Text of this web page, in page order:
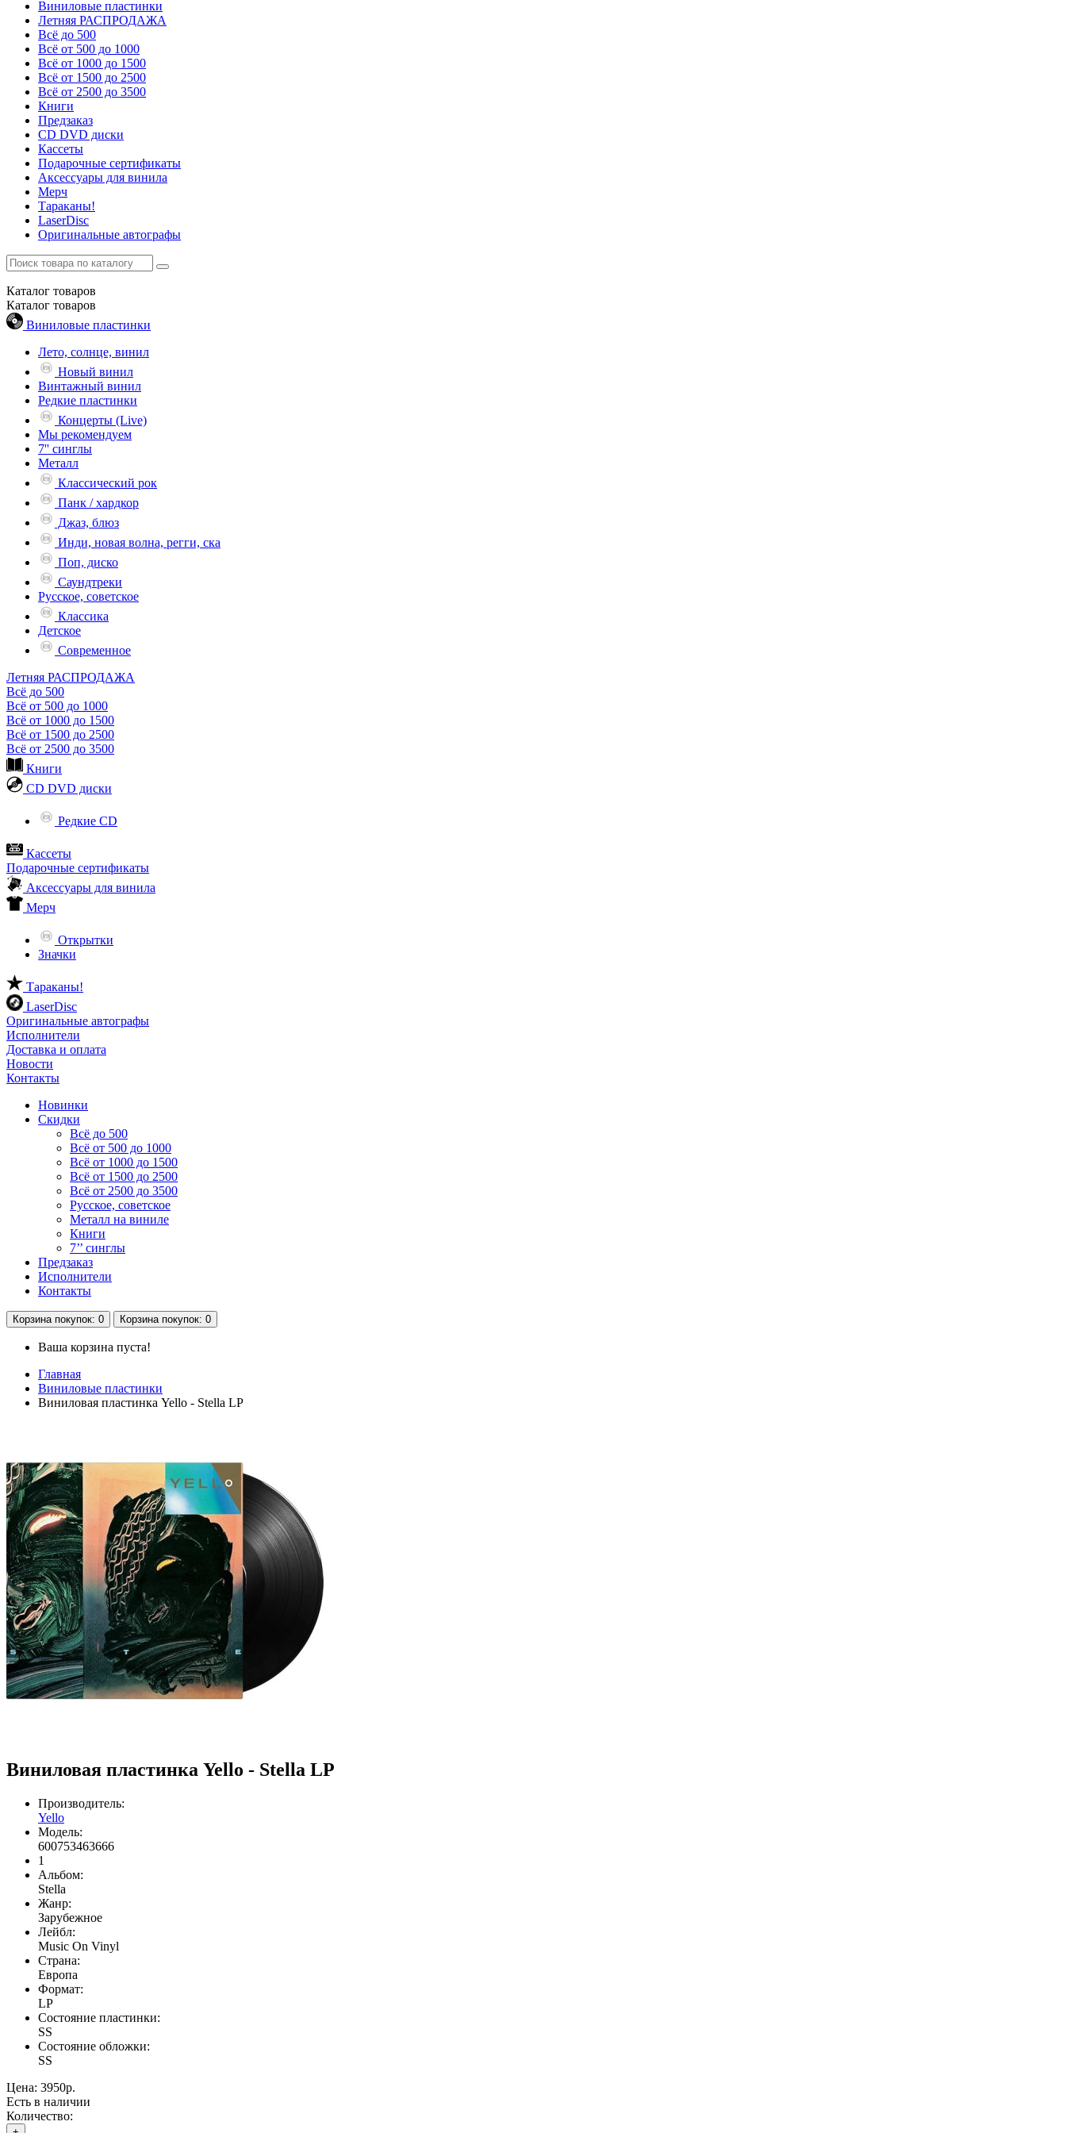
Виниловые пластинки
Летняя РАСПРОДАЖА
Всё до 500
Всё от 500 до 1000
Всё от 1000 до 1500
Всё от 1500 до 2500
Всё от 2500 до 3500
Книги
Предзаказ
CD DVD диски
Кассеты
Подарочные сертификаты
Аксессуары для винила
Мерч
Тараканы!
LaserDisc
Оригинальные автографы
Каталог товаров
Каталог товаров
Виниловые пластинки
Лето, солнце, винил
Новый винил
Винтажный винил
Редкие пластинки
Концерты (Live)
Мы рекомендуем
7'' синглы
Металл
Классический рок
Панк / хардкор
Джаз, блюз
Инди, новая волна, регги, ска
Поп, диско
Саундтреки
Русское, советское
Классика
Детское
Современное
Летняя РАСПРОДАЖА
Всё до 500
Всё от 500 до 1000
Всё от 1000 до 1500
Всё от 1500 до 2500
Всё от 2500 до 3500
Книги
CD DVD диски
Редкие CD
Кассеты
Подарочные сертификаты
Аксессуары для винила
Мерч
Открытки
Значки
Тараканы!
LaserDisc
Оригинальные автографы
Исполнители
Доставка и оплата
Новости
Контакты
Новинки
Скидки
Всё до 500
Всё от 500 до 1000
Всё от 1000 до 1500
Всё от 1500 до 2500
Всё от 2500 до 3500
Русское, советское
Металл на виниле
Книги
7’’ синглы
Предзаказ
Исполнители
Контакты
Корзина покупок: 0 Корзина покупок: 0
Ваша корзина пуста!
Главная
Виниловые пластинки
Виниловая пластинка Yello - Stella LP
Виниловая пластинка Yello - Stella LP
Производитель:
Yello
Модель:
600753463666
1
Альбом:
Stella
Жанр:
Зарубежное
Лейбл:
Music On Vinyl
Страна:
Европа
Формат:
LP
Состояние пластинки:
SS
Состояние обложки:
SS
Цена: 3950р.
Есть в наличии
Количество: